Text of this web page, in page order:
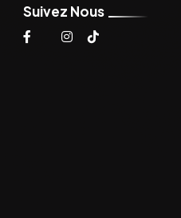
Suivez Nous